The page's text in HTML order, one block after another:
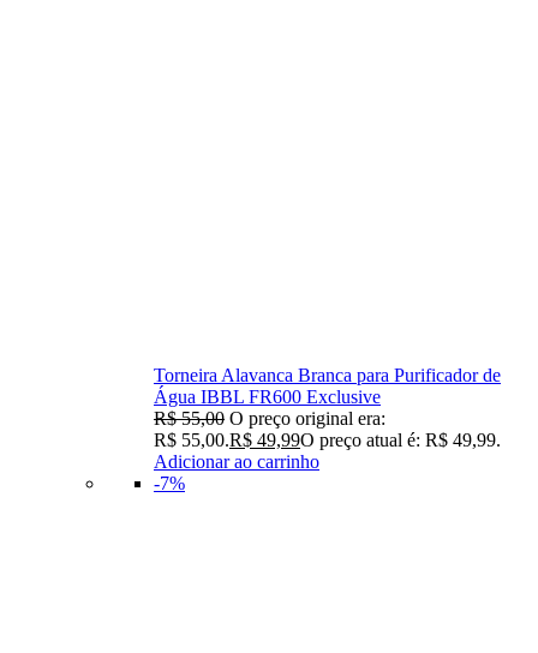
Torneira Alavanca Branca para Purificador de
Água IBBL FR600 Exclusive
R$55,00 O preço original era:
R$ 55,00.R$ 49,99O preço atual é: R$ 49,99.
Adicionar ao carrinho
-7%